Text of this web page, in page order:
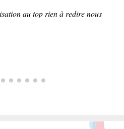
un voyage selon nos souhaits.